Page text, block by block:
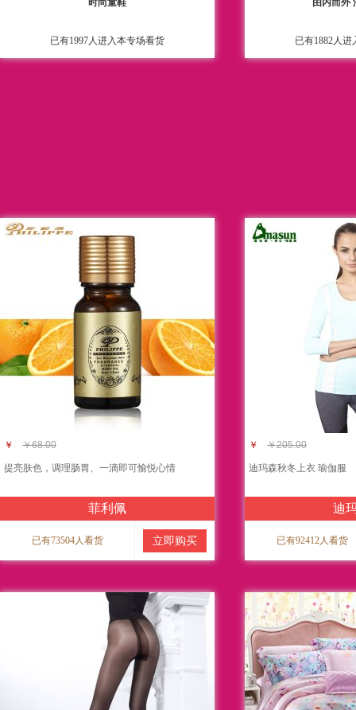
时尚童鞋
已有1997人进入本专场看货
由内而外
已有1882人
￥ ￥68.00
提亮肤色，调理肠胃、一滴即可愉悦心情
菲利佩
已有73504人看货 立即购买
￥ ￥205.00
迪玛森秋冬上衣 瑜伽服
迪
已有92412人看货